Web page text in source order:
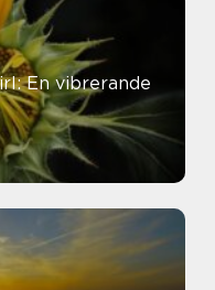
En vibrerande